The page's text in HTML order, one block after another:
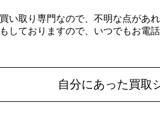
い取り専門なので、不明な点があ
しておりますので、いつでもお電
自分にあった買取